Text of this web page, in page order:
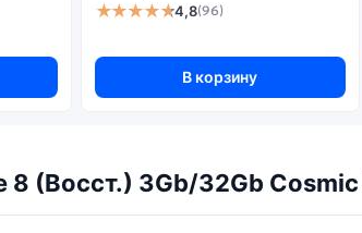
★★★★★4,8(96)
В корзину
8 (Восст.) 3Gb/32Gb